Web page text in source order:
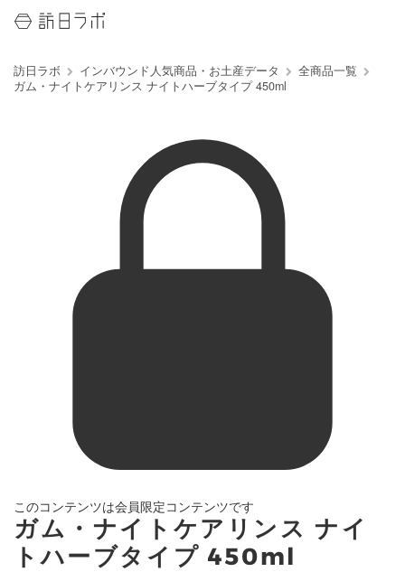
訪日ラボ インバウンド人気商品・お土産データ
全商品一覧
ガム・ナイトケアリンス ナイトハーブタイプ 450ml
このコンテンツは会員限定コンテンツです
ガム・ナイトケアリンス ナイ
トハーブタイプ 450ml